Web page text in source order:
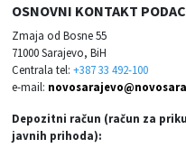
OSNOVNI KONTAKT
Zmaja od Bosne 55
71000 Sarajevo, BiH
Centrala tel: +387 33 492-100
e-mail:
Depozitni račun (račun za
javnih prihoda):